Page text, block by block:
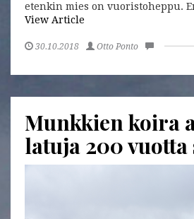
etenkin mies on vuoristoheppu.
View Article
30.10.2018 Otto Ponto
Munkkien koira
latuja 200 vuotta